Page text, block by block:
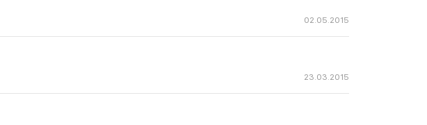
02.05.2015
23.03.2015